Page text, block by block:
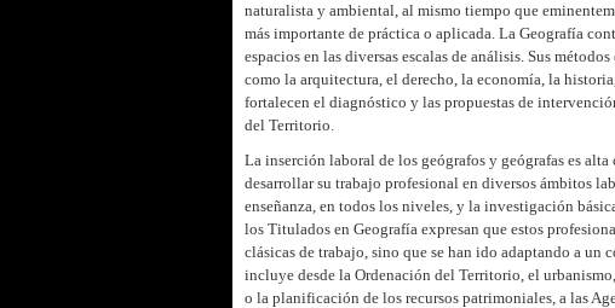
naturalista y ambiental, al mismo tiempo que
más importante de práctica o aplicada. La Geografía
espacios en las diversas escalas de análisis. Sus
como la arquitectura, el derecho, la economía, la
fortalecen el diagnóstico y las propuestas de
del Territorio.
La inserción laboral de los geógrafos y geógrafas es
desarrollar su trabajo profesional en diversos ámbitos
enseñanza, en todos los niveles, y la investigación
los Titulados en Geografía expresan que estos
clásicas de trabajo, sino que se han ido adaptando a
incluye desde la Ordenación del Territorio, el
o la planificación de los recursos patrimoniales, a las